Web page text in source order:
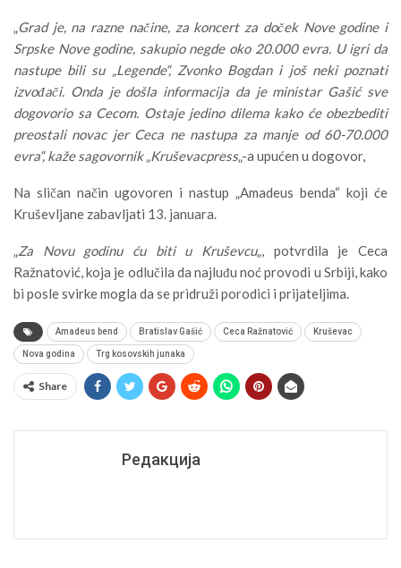
„Grad je, na razne načine, za koncert za doček Nove godine i
Srpske Nove godine, sakupio negde oko 20.000 evra. U igri da
nastupe bili su „Legende“, Zvonko Bogdan i još neki poznati
izvođači. Onda je došla informacija da je ministar Gašić sve
dogovorio sa Cecom. Ostaje jedino dilema kako će obezbediti
preostali novac jer Ceca ne nastupa za manje od 60-70.000
evra“, kaže sagovornik „Kruševacpress„-a upućen u dogovor,
Na sličan način ugovoren i nastup „Amadeus benda“ koji će
Kruševljane zabavljati 13. januara.
„Za Novu godinu ću biti u Kruševcu„, potvrdila je Ceca
Ražnatović, koja je odlučila da najluđu noć provodi u Srbiji, kako
bi posle svirke mogla da se pridruži porodici i prijateljima.
Amadeus bend Bratislav Gašić Ceca Ražnatović Kruševac
Nova godina Trg kosovskih junaka
Share
Редакција